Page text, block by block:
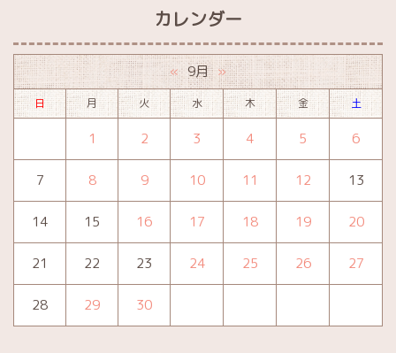
カレンダー
« 9月 »
日 月 火 水 木 金 土
1 2 3 4 5 6
7 8 9 10 11 12 13
14 15 16 17 18 19 20
21 22 23 24 25 26 27
28 29 30